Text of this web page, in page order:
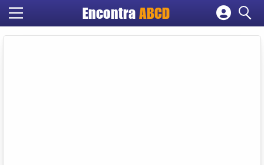
EncontraABCD
Cadastrar empresa